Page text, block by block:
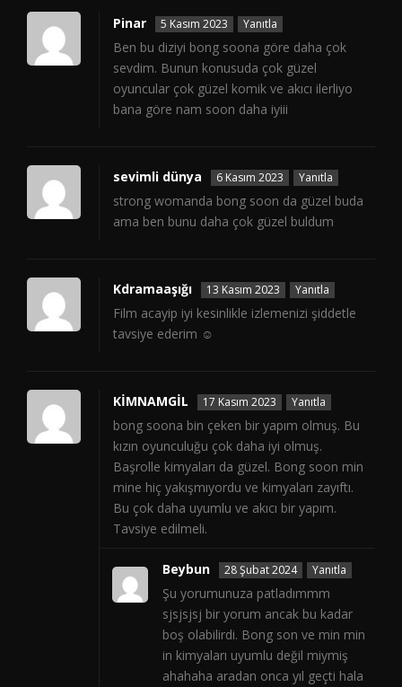
Pinar 5 Kasım 2023 Yanıtla
Ben bu diziyi bong soona göre daha çok
sevdim. Bunun konusuda çok güzel
oyuncular çok güzel komik ve akıcı ilerliyo
bana göre nam soon daha iyiii
sevimli dünya 6 Kasım 2023 Yanıtla
strong womanda bong soon da güzel buda
ama ben bunu daha çok güzel buldum
Kdramaaşığı 13 Kasım 2023 Yanıtla
Film acayip iyi kesinlikle izlemenizi şiddetle
tavsiye ederim ☺️
KİMNAMGİL 17 Kasım 2023 Yanıtla
bong soona bin çeken bir yapım olmuş. Bu
kızın oyunculuğu çok daha iyi olmuş.
Başrolle kimyaları da güzel. Bong soon min
mine hiç yakışmıyordu ve kimyaları zayıftı.
Bu çok daha uyumlu ve akıcı bir yapım.
Tavsiye edilmeli.
Beybun 28 Şubat 2024 Yanıtla
Şu yorumunuza patladımmm
sjsjsjsj bir yorum ancak bu kadar
boş olabilirdi. Bong son ve min min
in kimyaları uyumlu değil miymiş
ahahaha aradan onca yıl geçti hala